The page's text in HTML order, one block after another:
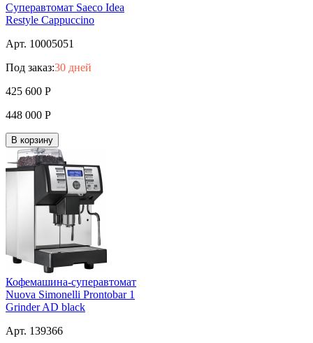
Суперавтомат Saeco Idea
Restyle Cappuccino
Арт. 10005051
Под заказ:30 дней
425 600 Р
448 000 Р
В корзину
Кофемашина-суперавтомат
Nuova Simonelli Prontobar 1
Grinder AD black
Арт. 139366